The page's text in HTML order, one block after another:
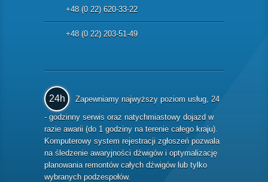
+48 (0 22) 620-33-22
+48 (0 22) 203-51-49
24h
Zapewniamy najwyższy poziom usług, 24
- godzinny serwis oraz natychmiastowy dojazd w
razie awarii (do 1 godziny na terenie całego kraju).
Komputerowy system rejestracji zgłoszeń pozwala
na śledzenie awaryjności dźwigów i optymalizację
planowania remontów całych dźwigów lub tylko
wybranych podzespołów.